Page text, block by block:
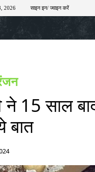
2026 साइन इन/ ज्वाइन करें
चुनाव खेल
15 साल
बात